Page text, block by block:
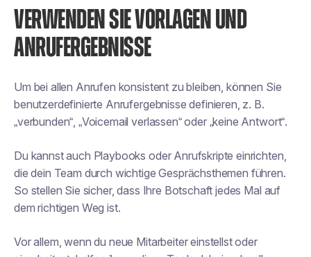
VERWENDEN SIE VORLAGEN UND
ANRUFERGEBNISSE
Um bei allen Anrufen konsistent zu bleiben, können Sie
benutzerdefinierte Anrufergebnisse definieren, z. B.
„verbunden“, „Voicemail verlassen“ oder „keine Antwort“.
Du kannst auch Playbooks oder Anrufskripte einrichten,
die dein Team durch wichtige Gesprächsthemen führen.
So stellen Sie sicher, dass Ihre Botschaft jedes Mal auf
dem richtigen Weg ist.
Vor allem, wenn du neue Mitarbeiter einstellst oder